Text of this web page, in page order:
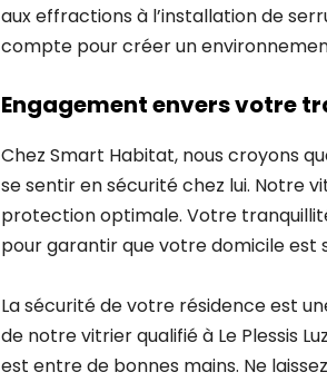
aux effractions à l’installation de
compte pour créer un
Engagement envers votre
Chez Smart Habitat, nous croyons
se sentir en sécurité chez lui. Notre
protection optimale. Votre
pour garantir que votre domicile est
La sécurité de votre résidence est
de notre vitrier qualifié à Le Plessis
est entre de bonnes mains. Ne